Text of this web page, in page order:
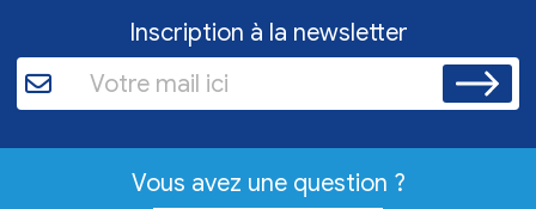
Inscription à la newsletter
Vous avez une question ?